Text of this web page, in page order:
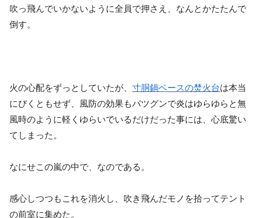
吹っ飛んでいかないように全員で押さえ、なんとかたたんで
倒す。
火の心配をずっとしていたが、 寸胴鍋ベースの焚火台は本当
にびくともせず、風防の効果もバツグンで炎はゆらゆらと無
風時のように軽くゆらいでいるだけだった事には、心底驚い
てしまった。
なにせこの嵐の中で、なのである。
感心しつつもこれを消火し、吹き飛んだモノを拾ってテント
の前室に集めた。